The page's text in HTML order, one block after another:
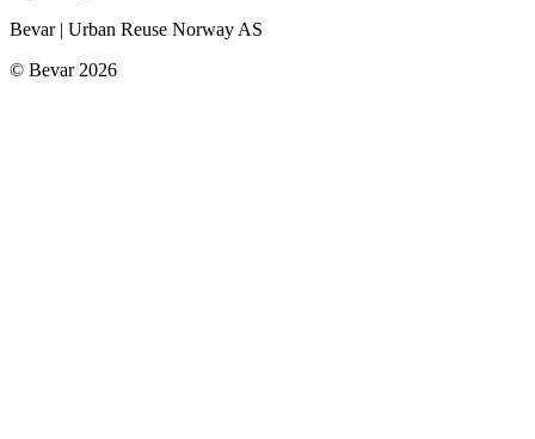
Bevar | Urban Reuse Norway AS
© Bevar 2026